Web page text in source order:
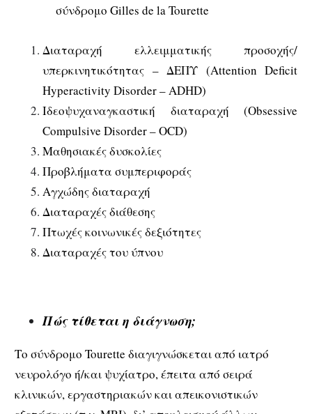
Διαταραχή ελλειμματικής προσοχής/
υπερκινητικότητας – ΔΕΠΥ (Attention Deficit
Hyperactivity Disorder – ADHD)
Ιδεοψυχαναγκαστική διαταραχή (Obsessive
Compulsive Disorder – OCD)
Μαθησιακές δυσκολίες
Προβλήματα συμπεριφοράς
Αγχώδης διαταραχή
Διαταραχές διάθεσης
Πτωχές κοινωνικές δεξιότητες
Διαταραχές του ύπνου
Πώς τίθεται η διάγνωση;
Το σύνδρομο Tourette διαγιγνώσκεται από ιατρό
νευρολόγο ή/και ψυχίατρο, έπειτα από σειρά
κλινικών, εργαστηριακών και απεικονιστικών